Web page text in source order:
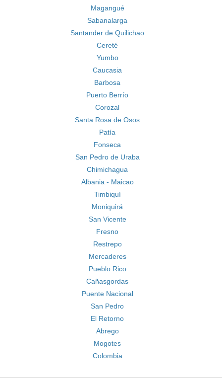
Magangué
Sabanalarga
Santander de Quilichao
Cereté
Yumbo
Caucasia
Barbosa
Puerto Berrío
Corozal
Santa Rosa de Osos
Patía
Fonseca
San Pedro de Uraba
Chimichagua
Albania - Maicao
Timbiquí
Moniquirá
San Vicente
Fresno
Restrepo
Mercaderes
Pueblo Rico
Cañasgordas
Puente Nacional
San Pedro
El Retorno
Abrego
Mogotes
Colombia